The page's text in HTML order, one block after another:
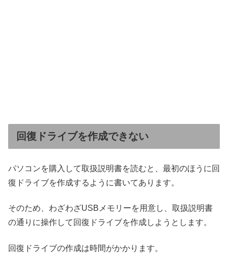
回復ドライブを作成できない
パソコンを購入して取扱説明書を読むと、最初のほうに回
復ドライブを作成するように書いてあります。
そのため、わざわざUSBメモリーを用意し、取扱説明書
の通りに操作して回復ドライブを作成しようとします。
回復ドライブの作成は時間がかかります。